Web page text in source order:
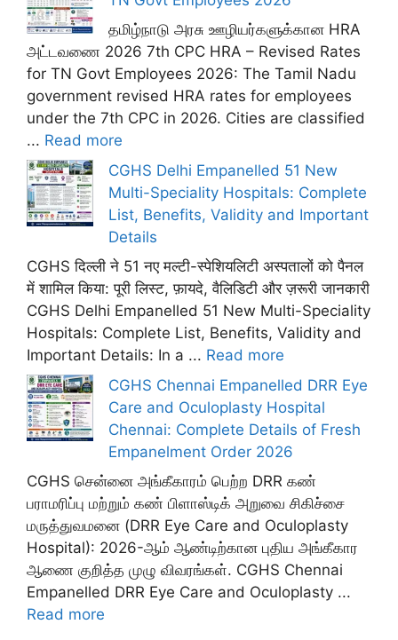
தமிழ்நாடு அரசு ஊழியர்களுக்கான HRA
அட்டவணை 2026 7th CPC HRA – Revised Rates
for TN Govt Employees 2026: The Tamil Nadu
government revised HRA rates for employees
under the 7th CPC in 2026. Cities are classified
... Read more
CGHS Delhi Empanelled 51 New
Multi-Speciality Hospitals: Complete
List, Benefits, Validity and Important
Details
CGHS दिल्ली ने 51 नए मल्टी-स्पेशियलिटी अस्पतालों को पैनल
में शामिल किया: पूरी लिस्ट, फ़ायदे, वैलिडिटी और ज़रूरी जानकारी
CGHS Delhi Empanelled 51 New Multi-Speciality
Hospitals: Complete List, Benefits, Validity and
Important Details: In a ... Read more
CGHS Chennai Empanelled DRR Eye
Care and Oculoplasty Hospital
Chennai: Complete Details of Fresh
Empanelment Order 2026
CGHS சென்னை அங்கீகாரம் பெற்ற DRR கண்
பராமரிப்பு மற்றும் கண் பிளாஸ்டிக் அறுவை சிகிச்சை
மருத்துவமனை (DRR Eye Care and Oculoplasty
Hospital): 2026-ஆம் ஆண்டிற்கான புதிய அங்கீகார
ஆணை குறித்த முழு விவரங்கள். CGHS Chennai
Empanelled DRR Eye Care and Oculoplasty ...
Read more